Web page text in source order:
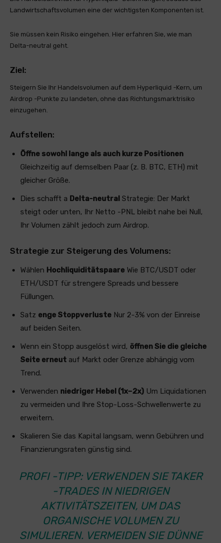
Landwirtschaftsvolumen eine der wichtigsten Komponenten ist.
Sie müssen kein Risiko eingehen. Hier erfahren Sie, wie man
Delta-neutral geht.
Ziel:
Steigern Sie Ihr Handelsvolumen auf dem Hyperliquid -Kern, um
Airdrop -Punkte zu landeten, ohne das Richtungsmarktrisiko
einzugehen.
Aufstellen:
Öffne sowohl lange als auch kurze Positionen
Gleichzeitig auf demselben Paar (z. B. BTC, ETH) mit
gleicher Größe.
Dies schafft a Delta-neutral Strategie: Der Markt
steigt oder unten, Ihr Netto -PNL bleibt nahe bei Null,
Ihr Volumen zählt jedoch zum Airdrop.
Strategie zur Steigerung des Volumens:
Wählen Hochliquiditätspaare Wie BTC/USDT oder
ETH/USDT für strengere Spreads und bessere
Füllungen.
Satz enge Stoppverluste Nur 2-3% von der Einreise
auf beiden Seiten.
Wenn ein Stopp ausgelöst wird, öffnen Sie die gleiche
Seite erneut auf Markt oder Grenze abhängig vom
Trend.
Verwenden niedriger Hebel (1x–2x) Um Liquidationen
zu vermeiden und Ihre Stop-Loss-Schwellenwerte zu
erweitern.
Skalieren Sie das Kapital langsam, wenn Gebühren und
Finanzierungsraten günstig sind.
PROFI -TIPP: VERWENDEN SIE TAKER
-TRADES IN NIEDRIGEN
AKTIVITÄTSZEITEN, UM DAS
ORGANISCHE VOLUMEN ZU
SIMULIEREN. VERMEIDEN SIE DÜNNE